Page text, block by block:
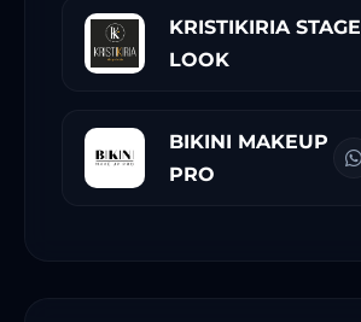
KRISTIKIRIA STAGE
LOOK
BIKINI MAKEUP
PRO